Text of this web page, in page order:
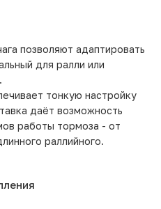
позволяют адаптировать
для ралли или
тонкую настройку
даёт возможность
работы тормоза - от
раллийного.